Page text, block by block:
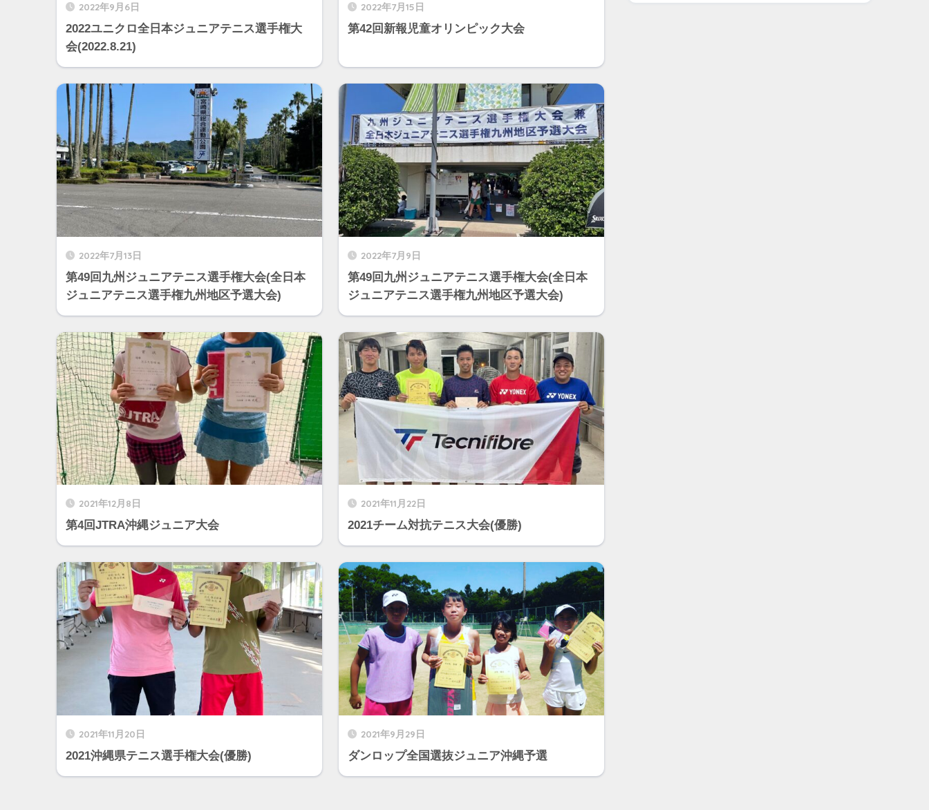
2022年9月6日
2022ユニクロ全日本ジュニアテニス選手権大
会(2022.8.21)
2022年7月15日
第42回新報児童オリンピック大会
2022年7月13日
第49回九州ジュニアテニス選手権大会(全日本
ジュニアテニス選手権九州地区予選大会)
2022年7月9日
第49回九州ジュニアテニス選手権大会(全日本
ジュニアテニス選手権九州地区予選大会)
2021年12月8日
第4回JTRA沖縄ジュニア大会
2021年11月22日
2021チーム対抗テニス大会(優勝)
2021年11月20日
2021沖縄県テニス選手権大会(優勝)
2021年9月29日
ダンロップ全国選抜ジュニア沖縄予選